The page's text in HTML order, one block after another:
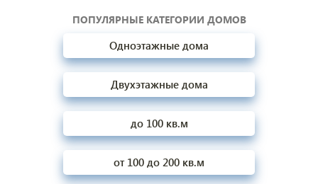
ПОПУЛЯРНЫЕ КАТЕГОРИИ ДОМОВ
Одноэтажные дома
Двухэтажные дома
до 100 кв.м
от 100 до 200 кв.м